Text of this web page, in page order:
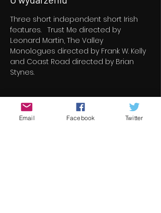
Three short independent short Irish
features.   Trust Me directed by
Leonard Martin, The Valley
Monologues directed by Frank W. Kelly
and Coast Road directed by Brian
Stynes.
Bilety
Email Facebook Twitter